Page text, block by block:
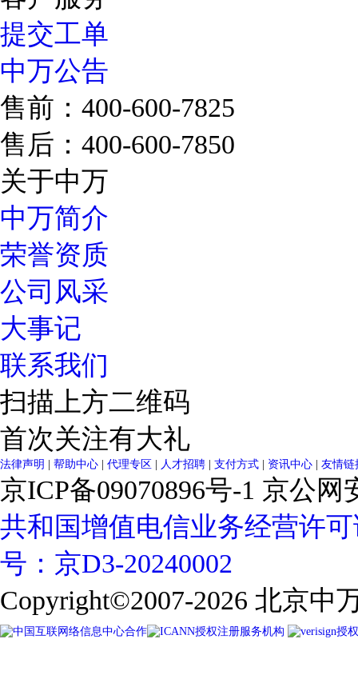
提交工单
中万公告
售前：400-600-7825
售后：400-600-7850
关于中万
中万简介
荣誉资质
公司风采
大事记
联系我们
扫描上方二维码
首次关注有大礼
法律声明 帮助中心 代理专区 人才招聘 支付方式 资讯中心 友情链
京ICP备09070896号-1 京公网
共和国增值电信业务经营许
号：京D3-20240002
Copyright©2007-2026 北京中